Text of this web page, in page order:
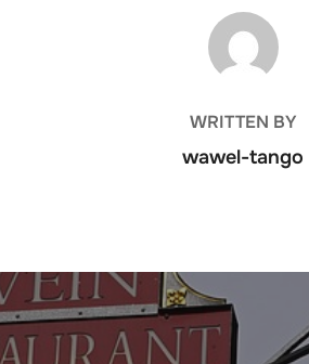
POST AUTHOR
WRITTEN BY
wawel-tango